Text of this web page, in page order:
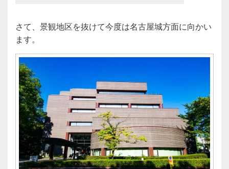
さて、景観地区を抜けて今度は名古屋城方面に向かい
ます。